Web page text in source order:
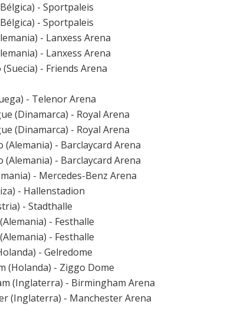
- Sportpaleis
- Sportpaleis
- Lanxess Arena
- Lanxess Arena
- Friends Arena
- Telenor Arena
(Dinamarca) - Royal Arena
(Dinamarca) - Royal Arena
(Alemania) - Barclaycard Arena
(Alemania) - Barclaycard Arena
- Mercedes-Benz Arena
- Hallenstadion
- Stadthalle
- Festhalle
- Festhalle
- Gelredome
(Holanda) - Ziggo Dome
(Inglaterra) - Birmingham Arena
(Inglaterra) - Manchester Arena